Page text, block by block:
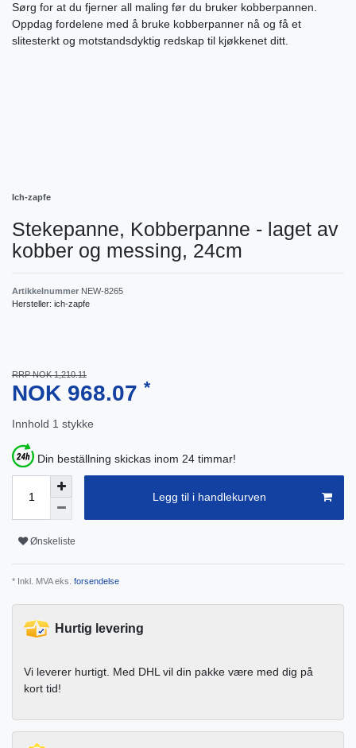
Sørg for at du fjerner all maling før du bruker kobberpannen.
Oppdag fordelene med å bruke kobberpanner nå og få et
slitesterkt og motstandsdyktig redskap til kjøkkenet ditt.
Ich-zapfe
Stekepanne, Kobberpanne - laget av
kobber og messing, 24cm
Artikkelnummer NEW-8265
Hersteller: ich-zapfe
RRP NOK 1,210.11
NOK 968.07 *
Innhold 1 stykke
Din beställning skickas inom 24 timmar!
Legg til i handlekurven
Ønskeliste
* Inkl. MVA eks. forsendelse
Hurtig levering
Vi leverer hurtigt. Med DHL vil din pakke være med dig på
kort tid!